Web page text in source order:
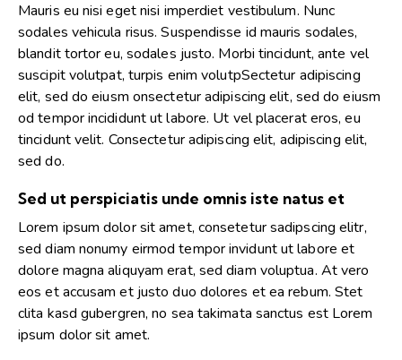
Mauris eu nisi eget nisi imperdiet vestibulum. Nunc
sodales vehicula risus. Suspendisse id mauris sodales,
blandit tortor eu, sodales justo. Morbi tincidunt, ante vel
suscipit volutpat, turpis enim volutpSectetur adipiscing
elit, sed do eiusm onsectetur adipiscing elit, sed do eiusm
od tempor incididunt ut labore. Ut vel placerat eros, eu
tincidunt velit. Consectetur adipiscing elit, adipiscing elit,
sed do.
Sed ut perspiciatis unde omnis iste natus et
Lorem ipsum dolor sit amet, consetetur sadipscing elitr,
sed diam nonumy eirmod tempor invidunt ut labore et
dolore magna aliquyam erat, sed diam voluptua. At vero
eos et accusam et justo duo dolores et ea rebum. Stet
clita kasd gubergren, no sea takimata sanctus est Lorem
ipsum dolor sit amet.